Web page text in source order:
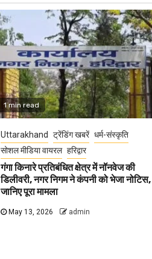
1 min read
Uttarakhand ट्रेंडिंग खबरें धर्म-संस्कृति
सोशल मीडिया वायरल हरिद्वार
गंगा किनारे प्रतिबंधित क्षेत्र में नॉनवेज की
डिलीवरी, नगर निगम ने कंपनी को भेजा नोटिस,
जानिए पूरा मामला
May 13, 2026 admin